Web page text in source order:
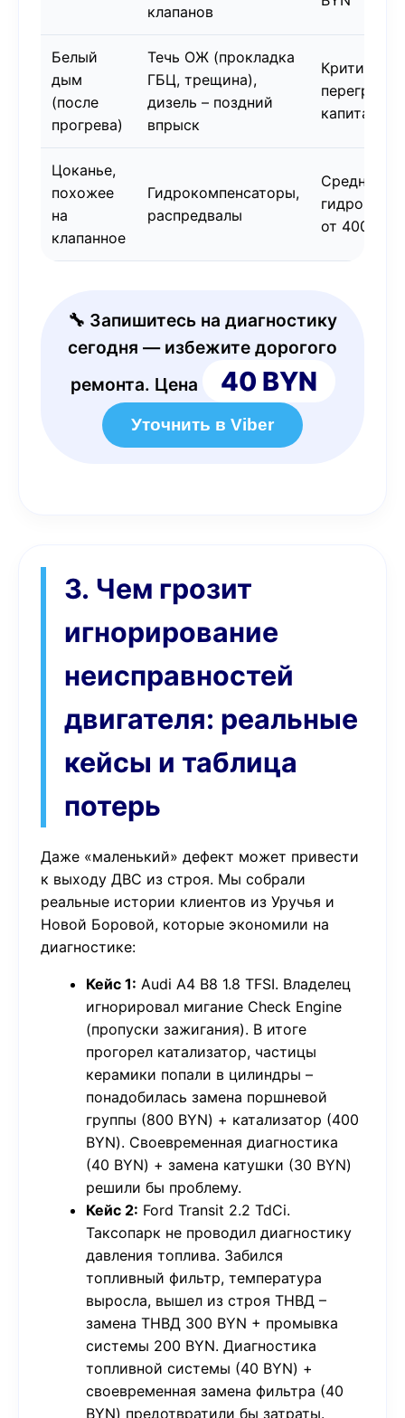
клапанов
Белый
дым
(после
прогрева)
Течь ОЖ (прокладка
ГБЦ, трещина),
дизель – поздний
впрыск
перегрев,
Цоканье,
похожее
на
клапанное
Гидрокомпенсаторы,
распредвалы
Средняя –
от 400 BYN
🔧 Запишитесь на диагностику
сегодня — избежите дорогого
ремонта. Цена
40 BYN
Уточнить в Viber
3. Чем грозит
игнорирование
неисправностей
двигателя: реальные
кейсы и таблица
потерь
Даже «маленький» дефект может привести
к выходу ДВС из строя. Мы собрали
реальные истории клиентов из Уручья и
Новой Боровой, которые экономили на
диагностике:
Кейс 1: Audi A4 B8 1.8 TFSI. Владелец
игнорировал мигание Check Engine
(пропуски зажигания). В итоге
прогорел катализатор, частицы
керамики попали в цилиндры –
понадобилась замена поршневой
группы (800 BYN) + катализатор (400
BYN). Своевременная диагностика
(40 BYN) + замена катушки (30 BYN)
решили бы проблему.
Кейс 2: Ford Transit 2.2 TdCi.
Таксопарк не проводил диагностику
давления топлива. Забился
топливный фильтр, температура
выросла, вышел из строя ТНВД –
замена ТНВД 300 BYN + промывка
системы 200 BYN. Диагностика
топливной системы (40 BYN) +
своевременная замена фильтра (40
BYN) предотвратили бы затраты.